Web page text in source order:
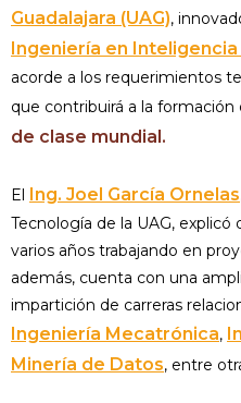
Guadalajara (UAG),
Ingeniería en
acorde a los requerimientos
que contribuirá a la formación
de clase mundial.
El Ing. Joel García Ornelas
Tecnología de la UAG,
varios años trabajando en
además, cuenta con una
impartición de carreras
Ingeniería Mecatrónica,
Minería de Datos, entre